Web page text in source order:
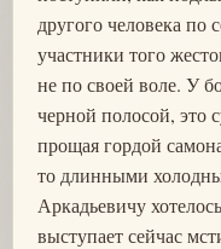
другого человека по
участники того
не по своей воле. У
черной полосой, это
прощая гордой
то длинными
Аркадьевичу
выступает сейчас